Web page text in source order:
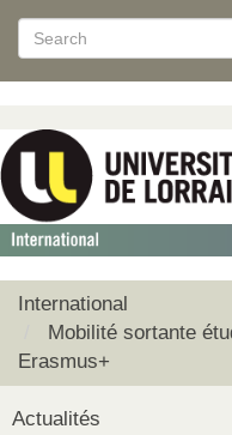
Aller
RECHERCHER
Search
International
Mobilité sortante
Erasmus+
Actualités